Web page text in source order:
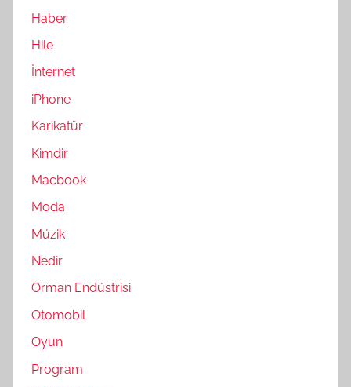
Haber
Hile
İnternet
iPhone
Karikatür
Kimdir
Macbook
Moda
Müzik
Nedir
Orman Endüstrisi
Otomobil
Oyun
Program